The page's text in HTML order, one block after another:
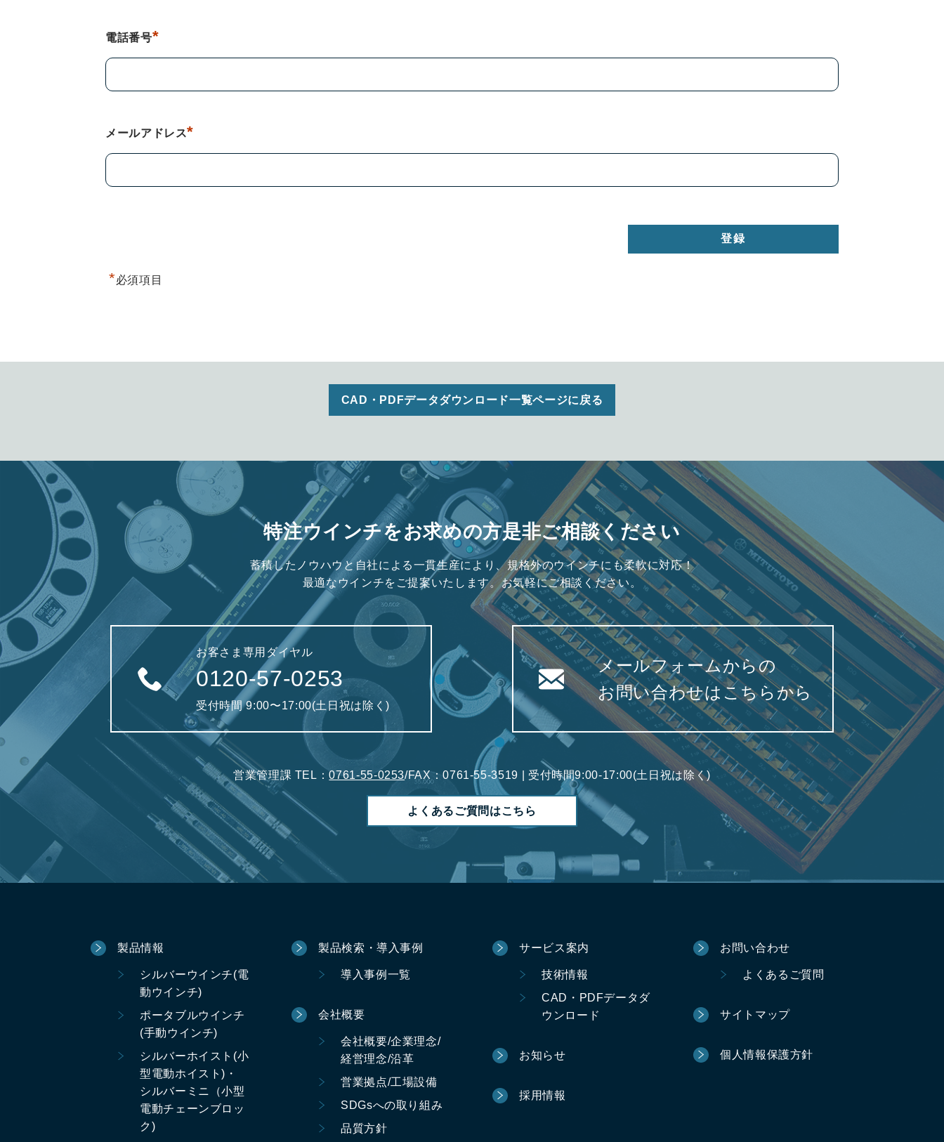
電話番号*
メールアドレス*
*必須項目
CAD・PDFデータダウンロード一覧ページに戻る
特注ウインチをお求めの方是非ご相談ください
蓄積したノウハウと自社による一貫生産により、規格外のウインチにも柔軟に対応！
最適なウインチをご提案いたします。お気軽にご相談ください。
お客さま専用ダイヤル
0120-57-0253
受付時間 9:00〜17:00(土日祝は除く)
メールフォームからの
お問い合わせはこちらから
営業管理課 TEL：0761-55-0253/FAX：0761-55-3519 | 受付時間9:00-17:00(土日祝は除く)
よくあるご質問はこちら
製品情報
シルバーウインチ(電
動ウインチ)
ポータブルウインチ
(手動ウインチ)
シルバーホイスト(小
型電動ホイスト)・
シルバーミニ（小型
電動チェーンブロッ
ク)
製品検索・導入事例
導入事例一覧
会社概要
会社概要/企業理念/
経営理念/沿革
営業拠点/工場設備
SDGsへの取り組み
品質方針
サービス案内
技術情報
CAD・PDFデータダ
ウンロード
お知らせ
採用情報
お問い合わせ
よくあるご質問
サイトマップ
個人情報保護方針